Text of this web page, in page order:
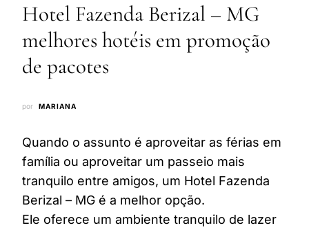
Hotel Fazenda Berizal – MG
melhores hotéis em promoção
de pacotes
por MARIANA
Quando o assunto é aproveitar as férias em
família ou aproveitar um passeio mais
tranquilo entre amigos, um Hotel Fazenda
Berizal – MG é a melhor opção.
Ele oferece um ambiente tranquilo de lazer